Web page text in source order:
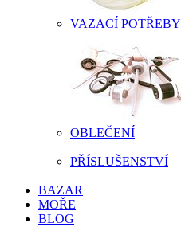
VAZACÍ POTŘEBY
OBLEČENÍ
PŘÍSLUŠENSTVÍ
BAZAR
MOŘE
BLOG